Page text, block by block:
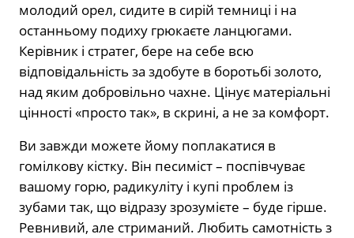
молодий орел, сидите в сирій темниці і на
останньому подиху грюкаєте ланцюгами.
Керівник і стратег, бере на себе всю
відповідальність за здобуте в боротьбі золото,
над яким добровільно чахне. Цінує матеріальні
цінності «просто так», в скрині, а не за комфорт.
Ви завжди можете йому поплакатися в
гомілкову кістку. Він песиміст – поспівчуває
вашому горю, радикуліту і купі проблем із
зубами так, що відразу зрозумієте – буде гірше.
Ревнивий, але стриманий. Любить самотність з